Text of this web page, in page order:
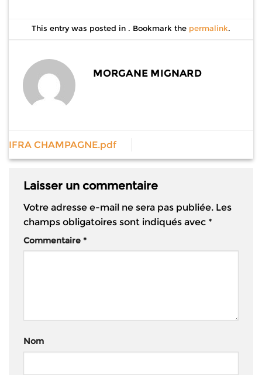
This entry was posted in . Bookmark the permalink.
MORGANE MIGNARD
IFRA CHAMPAGNE.pdf
Laisser un commentaire
Votre adresse e-mail ne sera pas publiée. Les
champs obligatoires sont indiqués avec *
Commentaire *
Nom